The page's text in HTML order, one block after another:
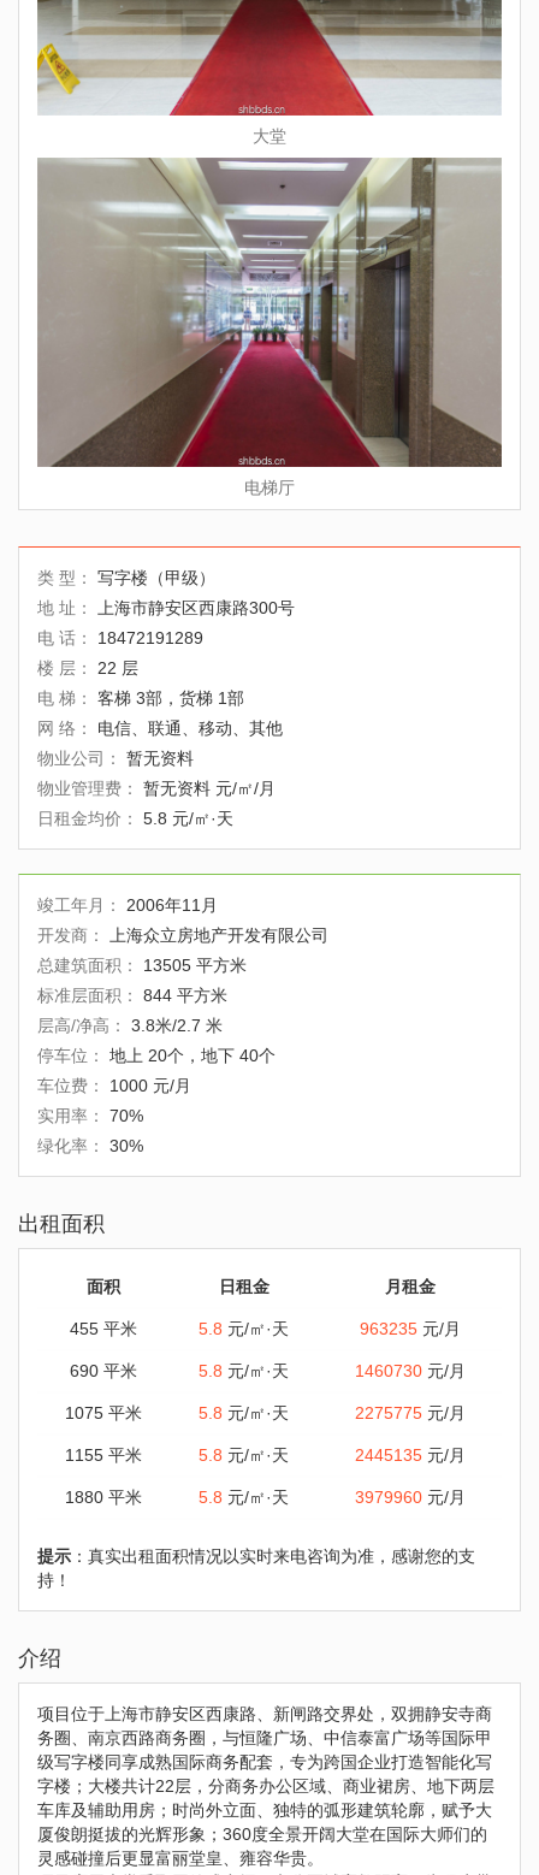
大堂
电梯厅
类 型：
写字楼（甲级）
地 址：
上海市静安区西康路300号
电 话：
18472191289
楼 层：
22 层
电 梯：
客梯 3部，货梯 1部
网 络：
电信、联通、移动、其他
物业公司：
暂无资料
物业管理费：
暂无资料 元/㎡/月
日租金均价：
5.8 元/㎡·天
竣工年月：
2006年11月
开发商：
上海众立房地产开发有限公司
总建筑面积：
13505 平方米
标准层面积：
844 平方米
层高/净高：
3.8米/2.7 米
停车位：
地上 20个，地下 40个
车位费：
1000 元/月
实用率：
70%
绿化率：
30%
出租面积
面积 日租金 月租金
455 平米 5.8 元/㎡·天 963235 元/月
690 平米 5.8 元/㎡·天 1460730 元/月
1075 平米 5.8 元/㎡·天 2275775 元/月
1155 平米 5.8 元/㎡·天 2445135 元/月
1880 平米 5.8 元/㎡·天 3979960 元/月
提示 ：真实出租面积情况以实时来电咨询为准，感谢您的支
持！
介绍
项目位于上海市静安区西康路、新闸路交界处，双拥静安寺商
务圈、南京西路商务圈，与恒隆广场、中信泰富广场等国际甲
级写字楼同享成熟国际商务配套，专为跨国企业打造智能化写
字楼；大楼共计22层，分商务办公区域、商业裙房、地下两层
车库及辅助用房；时尚外立面、独特的弧形建筑轮廓，赋予大
厦俊朗挺拔的光辉形象；360度全景开阔大堂在国际大师们的
灵感碰撞后更显富丽堂皇、雍容华贵。